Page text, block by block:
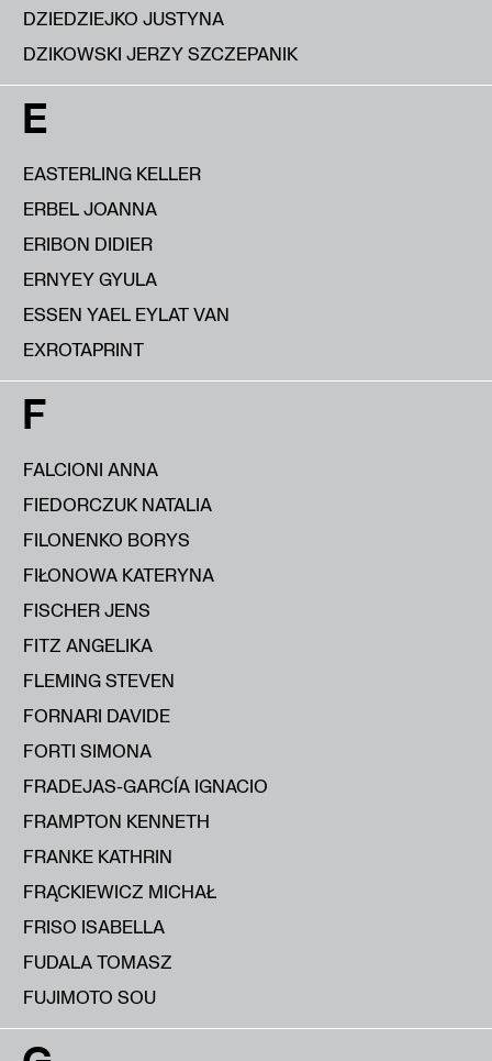
DZIEDZIEJKO JUSTYNA
DZIKOWSKI JERZY SZCZEPANIK
E
EASTERLING KELLER
ERBEL JOANNA
ERIBON DIDIER
ERNYEY GYULA
ESSEN YAEL EYLAT VAN
EXROTAPRINT
F
FALCIONI ANNA
FIEDORCZUK NATALIA
FILONENKO BORYS
FIŁONOWA KATERYNA
FISCHER JENS
FITZ ANGELIKA
FLEMING STEVEN
FORNARI DAVIDE
FORTI SIMONA
FRADEJAS-GARCÍA IGNACIO
FRAMPTON KENNETH
FRANKE KATHRIN
FRĄCKIEWICZ MICHAŁ
FRISO ISABELLA
FUDALA TOMASZ
FUJIMOTO SOU